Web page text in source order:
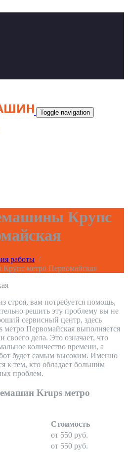
Toggle navigation
Крупс
работы /
метро Первомайская
строя, вам потребуется помощь,
решить эту проблему вы не
сервисный центр, здесь
Первомайская выполняется
дела. Это означает, что
количество времени, а
будет самым высоким. Именно
к тем, кто обладает большим
проблем.
Krups метро
Стоимость
от 550 руб.
от 550 руб.